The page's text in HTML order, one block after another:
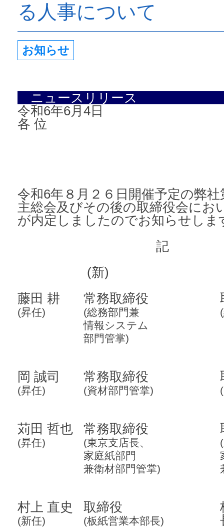
る人事について
お知らせ
ニュースリリース
令和6年6月4日
各 位
令和6年８月２６日開催予定の弊
主総会及びその後の取締役会にお
が内定しましたのでお知らせしま
記
(新)
藤田 耕
(昇任)
常務取締役
(総務部門兼
情報システム
部門管掌)
岡 誠司
(昇任)
常務取締役
(資材部門管掌)
苅田 哲也
(昇任)
常務取締役
(東京支店長、
家庭紙部門
兼衛材部門管掌)
村上 直史
(新任)
取締役
(板紙営業本部長)